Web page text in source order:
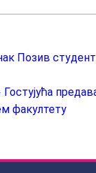
Позив
Гостујућа
факултету